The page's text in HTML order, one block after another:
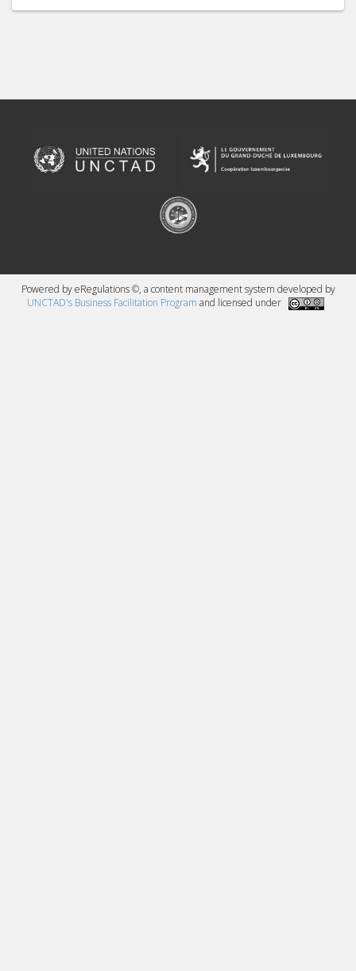
Powered by eRegulations ©, a content management system developed by
UNCTAD's Business Facilitation Program and licensed under